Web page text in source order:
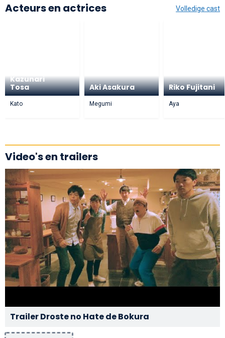
Volledige cast
Acteurs en actrices
Kazunari
Tosa
Kato
Aki Asakura
Megumi
Riko Fujitani
Aya
Video's en trailers
Trailer Droste no Hate de Bokura